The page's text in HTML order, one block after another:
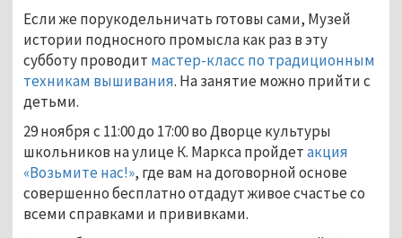
Если же порукодельничать готовы сами, Музей
истории подносного промысла как раз в эту
субботу проводит мастер-класс по традиционным
техникам вышивания. На занятие можно прийти с
детьми.
29 ноября с 11:00 до 17:00 во Дворце культуры
школьников на улице К. Маркса пройдетакция
«Возьмите нас!», где вам на договорной основе
совершенно бесплатно отдадут живое счастье со
всеми справками и прививками.